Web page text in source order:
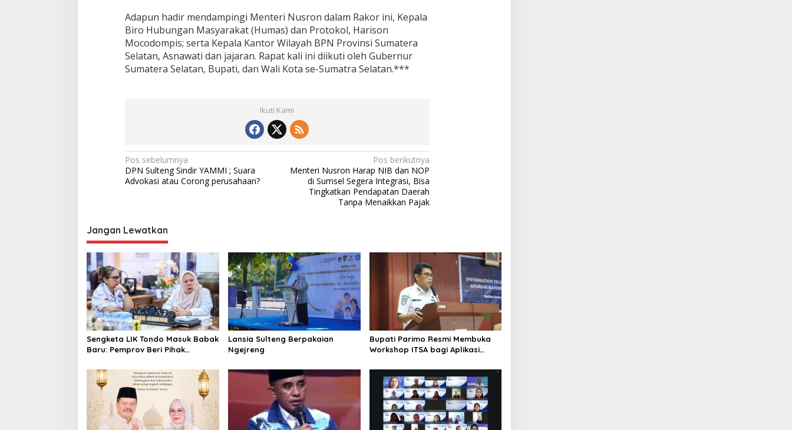
Adapun hadir mendampingi Menteri Nusron dalam Rakor ini, Kepala
Biro Hubungan Masyarakat (Humas) dan Protokol, Harison
Mocodompis; serta Kepala Kantor Wilayah BPN Provinsi Sumatera
Selatan, Asnawati dan jajaran. Rapat kali ini diikuti oleh Gubernur
Sumatera Selatan, Bupati, dan Wali Kota se-Sumatra Selatan.***
Ikuti Kami
N
a
g
a
i
p
o
s
Pos sebelumnya
DPN Sulteng Sindir YAMMI ; Suara
Advokasi atau Corong perusahaan?
Pos berikutnya
Menteri Nusron Harap NIB dan NOP
di Sumsel Segera Integrasi, Bisa
Tingkatkan Pendapatan Daerah
Tanpa Menaikkan Pajak
Jangan Lewatkan
Sengketa LIK Tondo Masuk Babak
Baru: Pemprov Beri Pihak
dengan Warga
Lansia Sulteng Berpakaian
Ngejreng
Bupati Parimo Resmi Membuka
Workshop ITSA bagi Aplikasi